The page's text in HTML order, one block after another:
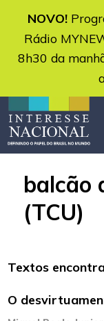
NOVO!
Rádio
8h30 da
balcão
(TCU)
Textos
O